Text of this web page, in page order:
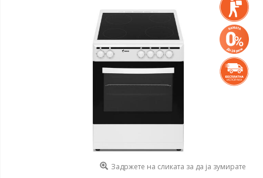
Задржете на сликата за да ја зумирате